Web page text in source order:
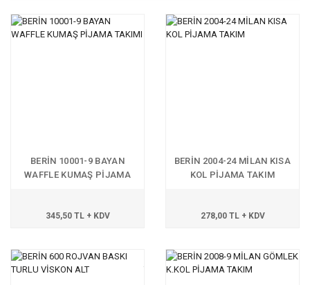
BERİN 10001-9 BAYAN
WAFFLE KUMAŞ PİJAMA
345,50 TL + KDV
BERİN 2004-24 MİLAN KISA
KOL PİJAMA TAKIM
278,00 TL + KDV